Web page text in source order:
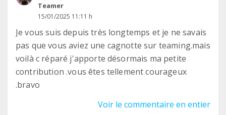
Teamer
15/01/2025 11:11 h
Je vous suis depuis très longtemps et je ne savais
pas que vous aviez une cagnotte sur teaming.mais
voilà c réparé j'apporte désormais ma petite
contribution .vous êtes tellement courageux
.bravo
Voir le commentaire en entier